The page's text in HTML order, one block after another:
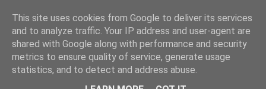
KATEHACKER
This site uses cookies from Google to deliver its services
and to analyze traffic. Your IP address and user-agent are
shared with Google along with performance and security
metrics to ensure quality of service, generate usage
statistics, and to detect and address abuse.